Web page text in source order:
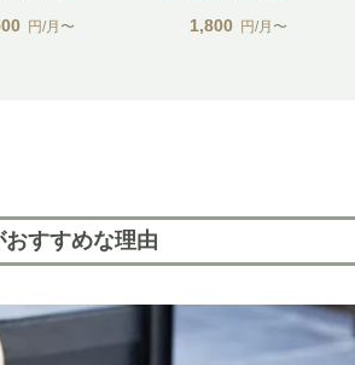
円/月〜 1,800 円/月〜
すすめな理由